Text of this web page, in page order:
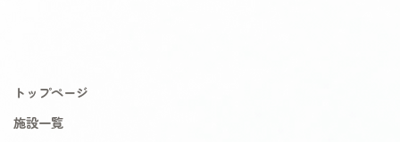
トップページ
施設一覧